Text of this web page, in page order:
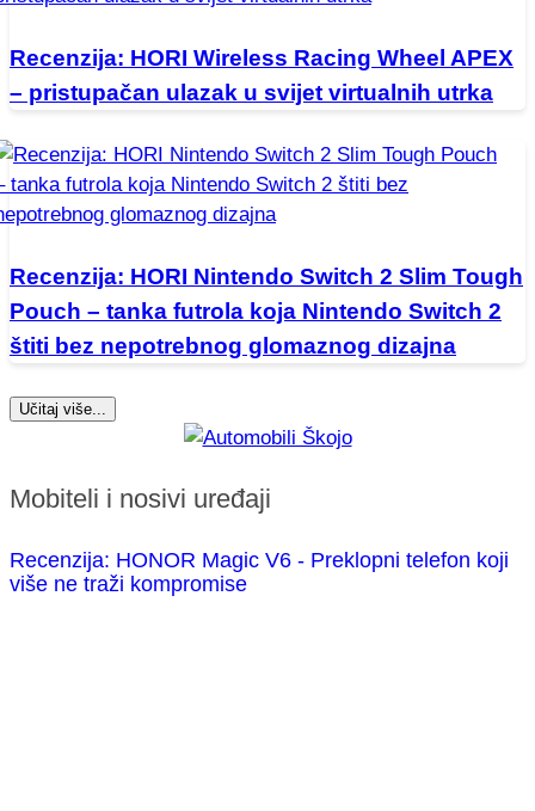
Recenzija: HORI Wireless Racing Wheel APEX
– pristupačan ulazak u svijet virtualnih utrka
Recenzija: HORI Nintendo Switch 2 Slim Tough
Pouch – tanka futrola koja Nintendo Switch 2
štiti bez nepotrebnog glomaznog dizajna
Učitaj više...
Mobiteli i nosivi uređaji
Recenzija: HONOR Magic V6 - Preklopni telefon koji
više ne traži kompromise